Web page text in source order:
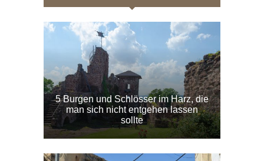
5 Burgen und Schlösser im Harz, die
man sich nicht entgehen lassen
sollte